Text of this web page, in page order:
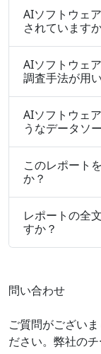
AIソフトウェ
されています
AIソフトウェ
調査手法が用
AIソフトウェ
うなデータソ
このレポート
か？
レポートの全
すか？
問い合わせ
ご質問がござい
ださい。弊社の